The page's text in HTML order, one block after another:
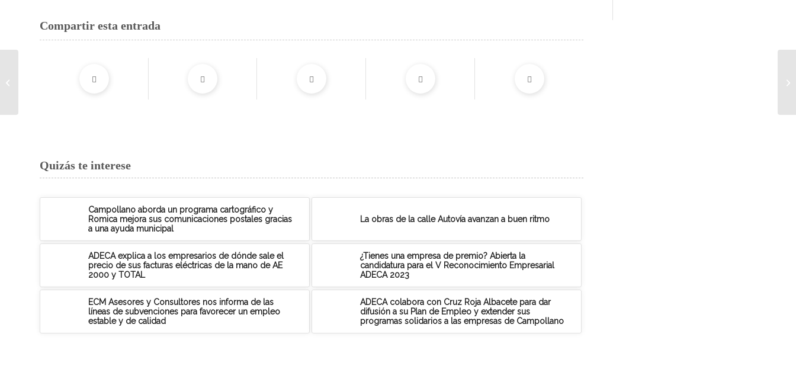
Compartir esta entrada
Quizás te interese
Campollano aborda un programa cartográfico y
Romica mejora sus comunicaciones postales gracias
a una ayuda municipal
La obras de la calle Autovía avanzan a buen ritmo
ADECA explica a los empresarios de dónde sale el
precio de sus facturas eléctricas de la mano de AE
2000 y TOTAL
¿Tienes una empresa de premio? Abierta la
candidatura para el V Reconocimiento Empresarial
ADECA 2023
ECM Asesores y Consultores nos informa de las
líneas de subvenciones para favorecer un empleo
estable y de calidad
ADECA colabora con Cruz Roja Albacete para dar
difusión a su Plan de Empleo y extender sus
programas solidarios a las empresas de Campollano